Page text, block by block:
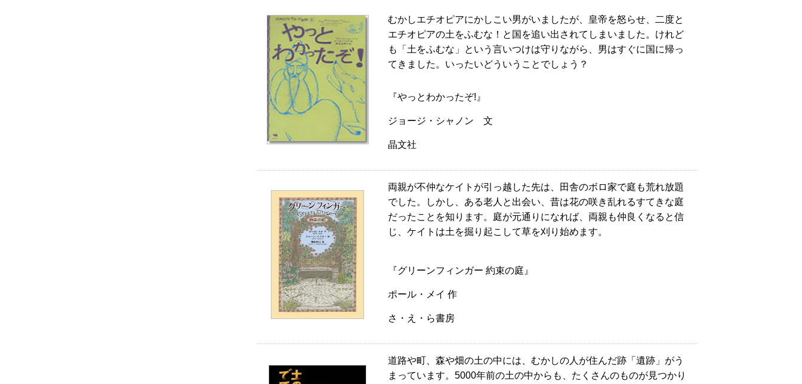
むかしエチオピアにかしこい男がいましたが、皇帝を怒らせ、二度と
エチオピアの土をふむな！と国を追い出されてしまいました。けれど
も「土をふむな」という言いつけは守りながら、男はすぐに国に帰っ
てきました。いったいどういうことでしょう？
『やっとわかったぞ!』
ジョージ・シャノン 文
晶文社
両親が不仲なケイトが引っ越した先は、田舎のボロ家で庭も荒れ放題
でした。しかし、ある老人と出会い、昔は花の咲き乱れるすてきな庭
だったことを知ります。庭が元通りになれば、両親も仲良くなると信
じ、ケイトは土を掘り起こして草を刈り始めます。
『グリーンフィンガー 約束の庭』
ポール・メイ 作
さ・え・ら書房
道路や町、森や畑の土の中には、むかしの人が住んだ跡「遺跡」がう
まっています。5000年前の土の中からも、たくさんのものが見つかり